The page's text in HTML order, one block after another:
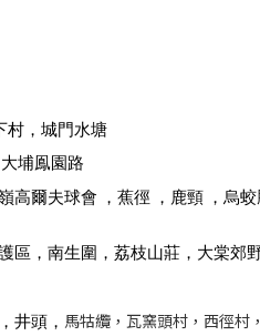
村，城門水塘
埔鳯園路
爾夫球會 ，蕉徑 ，鹿頸 ，烏
，南生圍，荔枝山莊，大棠郊
井頭， 馬牯纜，瓦窯頭村，西徑村